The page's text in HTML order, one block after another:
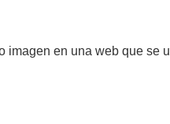
en una web que se